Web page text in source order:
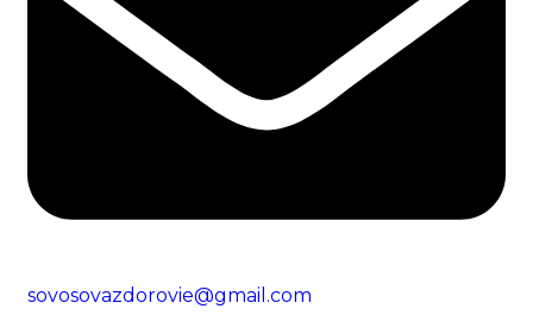
sovosovazdorovie@gmail.com